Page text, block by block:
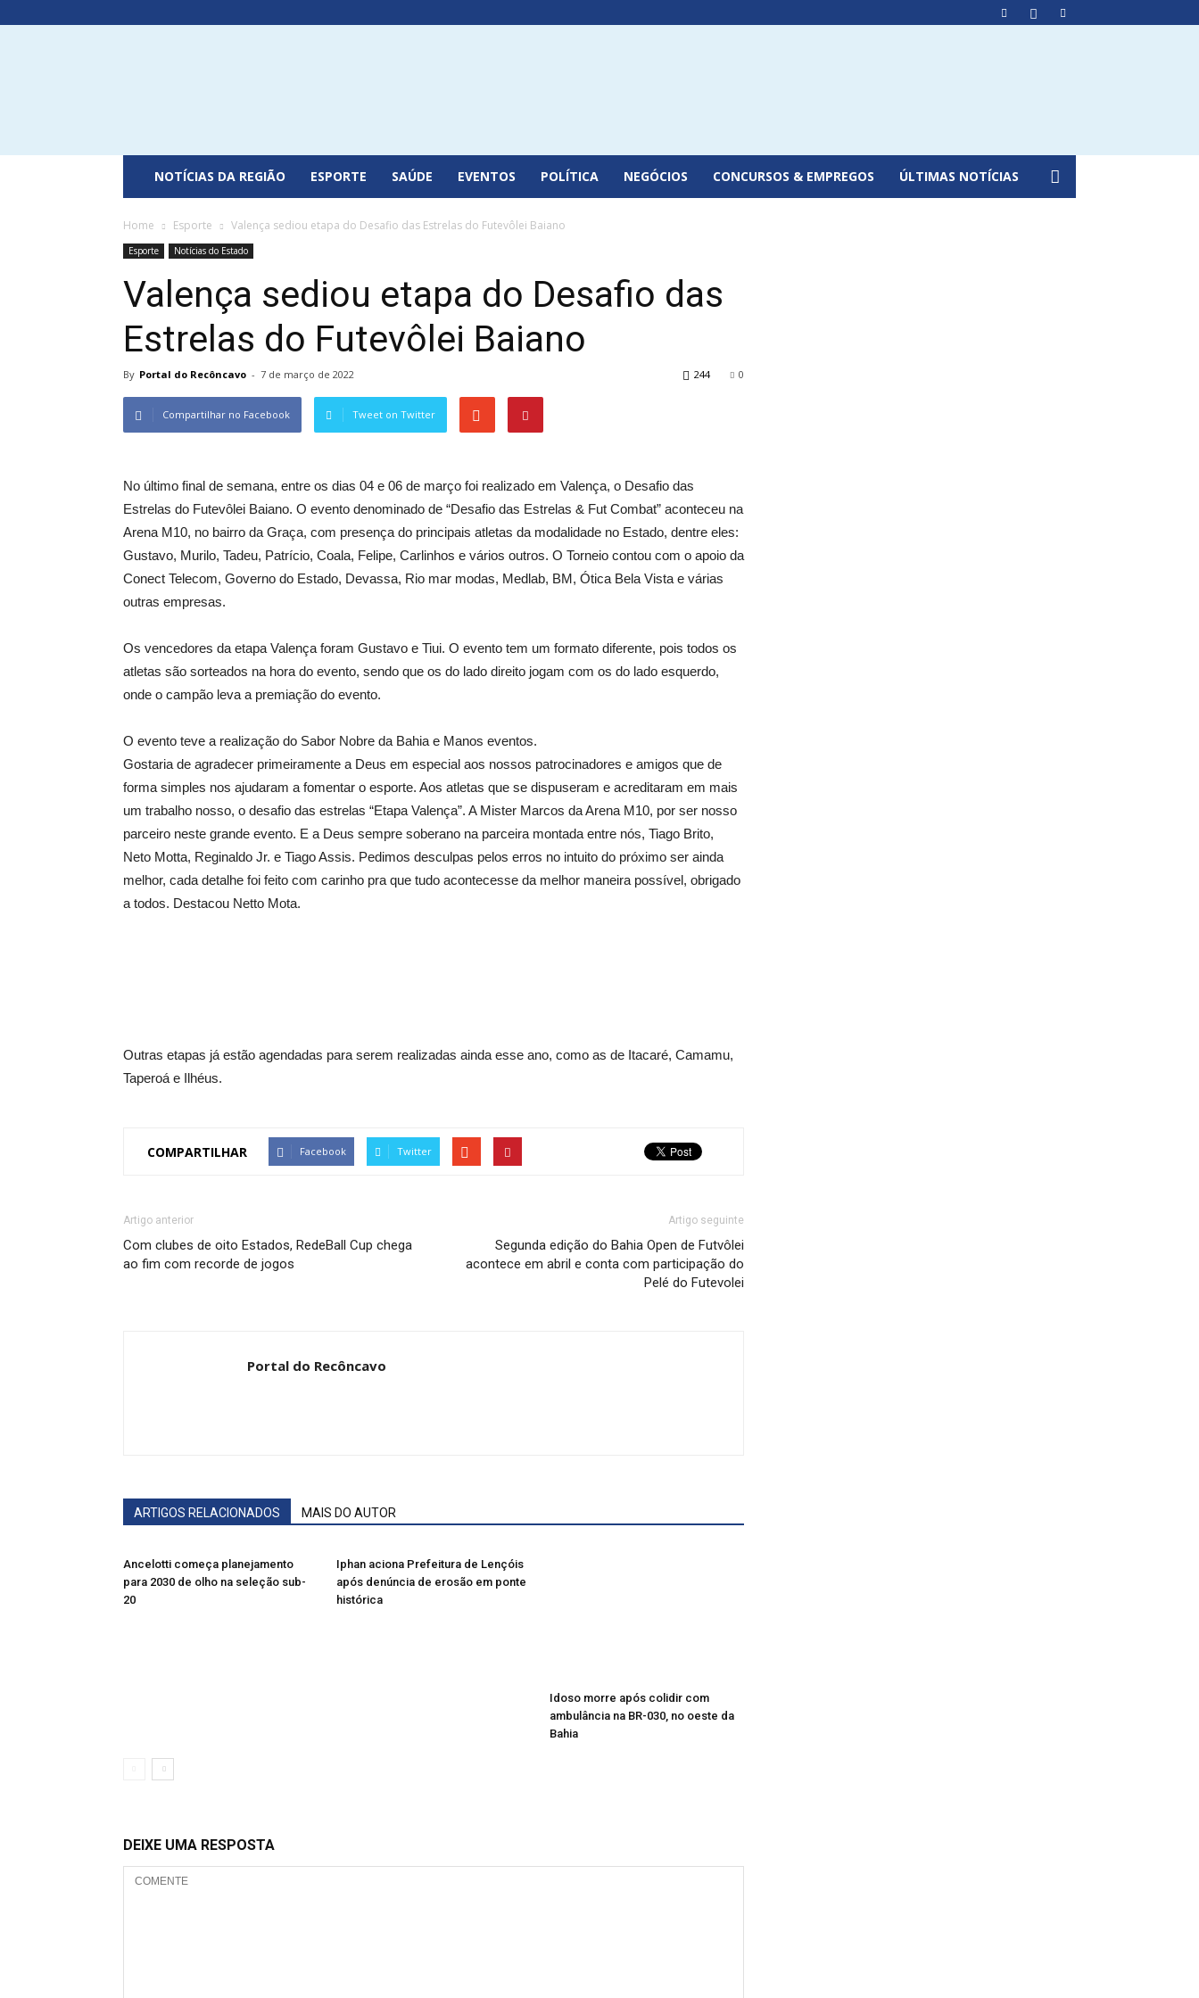
NOTÍCIAS DA REGIÃO ESPORTE SAÚDE EVENTOS POLÍTICA NEGÓCIOS CONCURSOS & EMPREGOS ÚLTIMAS NOTÍCIAS
Home Esporte Valença sediou etapa do Desafio das Estrelas do Futevôlei Baiano
Esporte Notícias do Estado
Valença sediou etapa do Desafio das
Estrelas do Futevôlei Baiano
By Portal do Recôncavo - 7 de março de 2022 0
244
Compartilhar no Facebook Tweet on Twitter
No último final de semana, entre os dias 04 e 06 de março foi realizado em Valença, o Desafio das
Estrelas do Futevôlei Baiano. O evento denominado de “Desafio das Estrelas & Fut Combat” aconteceu na
Arena M10, no bairro da Graça, com presença do principais atletas da modalidade no Estado, dentre eles:
Gustavo, Murilo, Tadeu, Patrício, Coala, Felipe, Carlinhos e vários outros. O Torneio contou com o apoio da
Conect Telecom, Governo do Estado, Devassa, Rio mar modas, Medlab, BM, Ótica Bela Vista e várias
outras empresas.
Os vencedores da etapa Valença foram Gustavo e Tiui. O evento tem um formato diferente, pois todos os
atletas são sorteados na hora do evento, sendo que os do lado direito jogam com os do lado esquerdo,
onde o campão leva a premiação do evento.
O evento teve a realização do Sabor Nobre da Bahia e Manos eventos.
Gostaria de agradecer primeiramente a Deus em especial aos nossos patrocinadores e amigos que de
forma simples nos ajudaram a fomentar o esporte. Aos atletas que se dispuseram e acreditaram em mais
um trabalho nosso, o desafio das estrelas “Etapa Valença”. A Mister Marcos da Arena M10, por ser nosso
parceiro neste grande evento. E a Deus sempre soberano na parceira montada entre nós, Tiago Brito,
Neto Motta, Reginaldo Jr. e Tiago Assis. Pedimos desculpas pelos erros no intuito do próximo ser ainda
melhor, cada detalhe foi feito com carinho pra que tudo acontecesse da melhor maneira possível, obrigado
a todos. Destacou Netto Mota.
Outras etapas já estão agendadas para serem realizadas ainda esse ano, como as de Itacaré, Camamu,
Taperoá e Ilhéus.
COMPARTILHAR Facebook Twitter
Artigo anterior
Com clubes de oito Estados, RedeBall Cup chega
ao fim com recorde de jogos
Artigo seguinte
Segunda edição do Bahia Open de Futvôlei
acontece em abril e conta com participação do
Pelé do Futevolei
Portal do Recôncavo
ARTIGOS RELACIONADOS MAIS DO AUTOR
Ancelotti começa planejamento
para 2030 de olho na seleção sub-
20
Iphan aciona Prefeitura de Lençóis
após denúncia de erosão em ponte
histórica
Idoso morre após colidir com
ambulância na BR-030, no oeste da
Bahia
DEIXE UMA RESPOSTA